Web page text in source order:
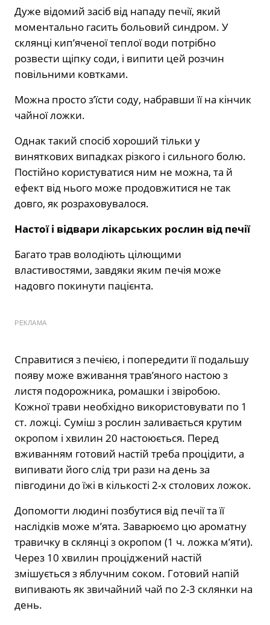
Дуже відомий засіб від нападу печії, який
моментально гасить больовий синдром. У
склянці кип’яченої теплої води потрібно
розвести щіпку соди, і випити цей розчин
повільними ковтками.
Можна просто з’їсти соду, набравши її на кінчик
чайної ложки.
Однак такий спосіб хороший тільки у
виняткових випадках різкого і сильного болю.
Постійно користуватися ним не можна, та й
ефект від нього може продовжитися не так
довго, як розраховувалося.
Настої і відвари лікарських рослин від печії
Багато трав володіють цілющими
властивостями, завдяки яким печія може
надовго покинути пацієнта.
РЕКЛАМА
Справитися з печією, і попередити її подальшу
появу може вживання трав’яного настою з
листя подорожника, ромашки і звіробою.
Кожної трави необхідно використовувати по 1
ст. ложці. Суміш з рослин заливається крутим
окропом і хвилин 20 настоюється. Перед
вживанням готовий настій треба процідити, а
випивати його слід три рази на день за
півгодини до їжі в кількості 2-х столових ложок.
Допомогти людині позбутися від печії та її
наслідків може м’ята. Заварюємо цю ароматну
травичку в склянці з окропом (1 ч. ложка м’яти).
Через 10 хвилин проціджений настій
змішується з яблучним соком. Готовий напій
випивають як звичайний чай по 2-3 склянки на
день.